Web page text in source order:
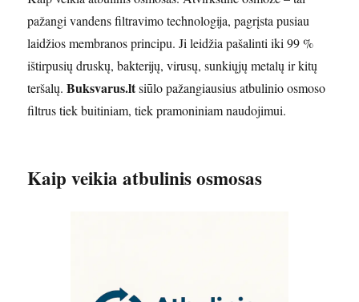
pažangi vandens filtravimo technologija, pagrįsta pusiau
laidžios membranos principu. Ji leidžia pašalinti iki 99 %
ištirpusių druskų, bakterijų, virusų, sunkiųjų metalų ir kitų
teršalų.Buksvarus.ltsiūlo pažangiausius atbulinio osmoso
filtrus tiek buitiniam, tiek pramoniniam naudojimui.
Kaip veikia atbulinis osmosas